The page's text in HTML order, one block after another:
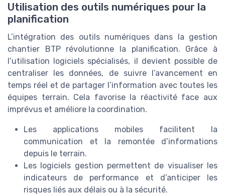
Utilisation des outils numériques pour la
planification
L’intégration des outils numériques dans la gestion
chantier BTP révolutionne la planification. Grâce à
l’utilisation logiciels spécialisés, il devient possible de
centraliser les données, de suivre l’avancement en
temps réel et de partager l’information avec toutes les
équipes terrain. Cela favorise la réactivité face aux
imprévus et améliore la coordination.
Les applications mobiles facilitent la
communication et la remontée d’informations
depuis le terrain.
Les logiciels gestion permettent de visualiser les
indicateurs de performance et d’anticiper les
risques liés aux délais ou à la sécurité.